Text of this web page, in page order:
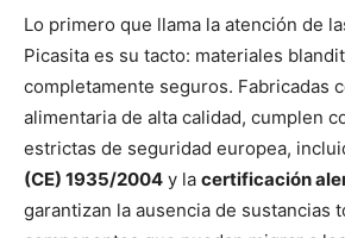
Lo primero que llama la atención de
Picasita es su tacto: materiales
completamente seguros. Fabricadas
alimentaria de alta calidad, cumplen
estrictas de seguridad europea,
(CE) 1935/2004 y la certificación
garantizan la ausencia de sustancias